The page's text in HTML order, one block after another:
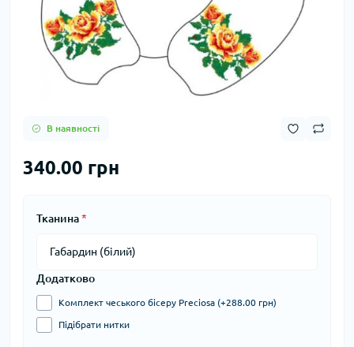
В наявності
340.00 грн
Тканина*
Додатково
Комплект чеського бісеру Preciosa (+288.00 грн)
Підібрати нитки